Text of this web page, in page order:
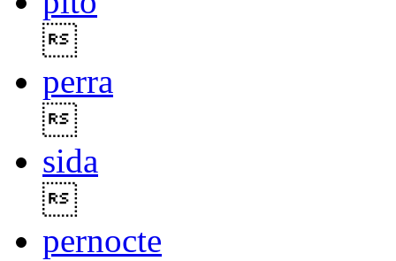
perra
sida
pernocte